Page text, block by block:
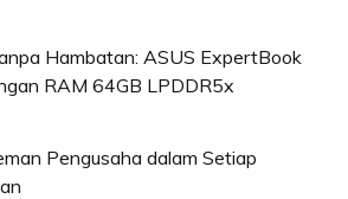
Hambatan: ASUS ExpertBook
RAM 64GB LPDDR5x
Pengusaha dalam Setiap